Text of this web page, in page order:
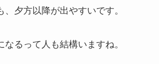
、夕方以降が出やすいです。
なるって人も結構いますね。